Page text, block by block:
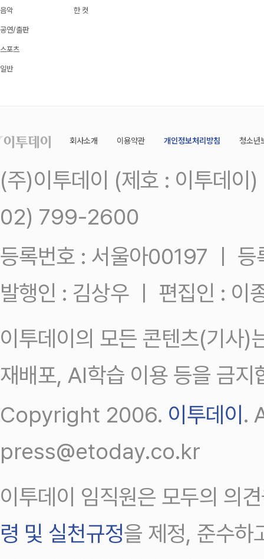
음악
공연/출판
스포츠
일반
한 컷
회사소개 이용약관 개인정보처리방침 청소년
(주)이투데이 (제호 : 이투데
02) 799-2600
등록번호 : 서울아00197 ㅣ
발행인 : 김상우 ㅣ 편집인 : 이
이투데이의 모든 콘텐츠(기사)
재배포, AI학습 이용 등을 금지
Copyright 2006. 이투데이.
press@etoday.co.kr
이투데이 임직원은 모두의 의
령 및 실천규정을 제정, 준수하